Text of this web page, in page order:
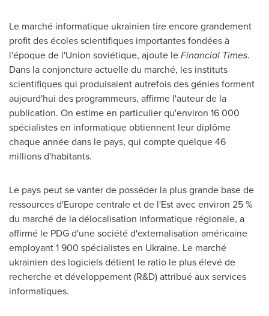
Le marché informatique ukrainien tire encore grandement
profit des écoles scientifiques importantes fondées à
l'époque de l'Union soviétique, ajoute leFinancial Times.
Dans la conjoncture actuelle du marché, les instituts
scientifiques qui produisaient autrefois des génies forment
aujourd'hui des programmeurs, affirme l'auteur de la
publication. On estime en particulier qu'environ 16 000
spécialistes en informatique obtiennent leur diplôme
chaque année dans le pays, qui compte quelque 46
millions d'habitants.
Le pays peut se vanter de posséder la plus grande base de
ressources d'Europecentrale et de l'Est avec environ 25 %
du marché de la délocalisation informatique régionale, a
affirmé le PDG d'une société d'externalisation américaine
employant 1 900 spécialistes en Ukraine. Le marché
ukrainien des logiciels détient le ratio le plus élevé de
recherche et développement (R&D) attribué aux services
informatiques.